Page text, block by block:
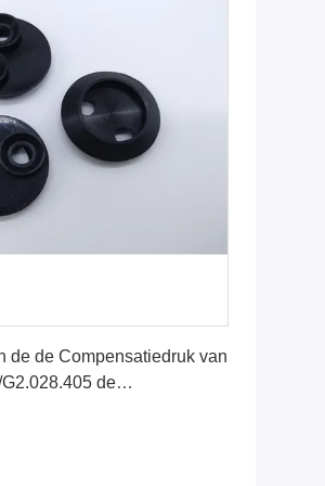
de de Compensatiedruk van
de